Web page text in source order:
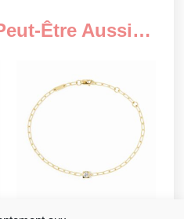
Être Aussi…